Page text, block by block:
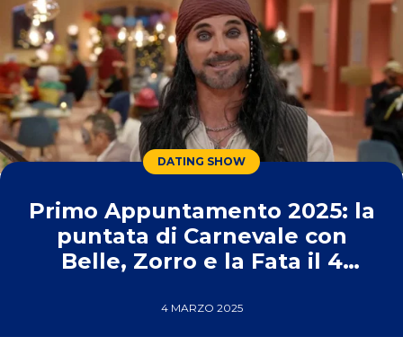
DATING SHOW
Primo Appuntamento 2025: la
puntata di Carnevale con
Belle, Zorro e la Fata il 4
4 MARZO 2025